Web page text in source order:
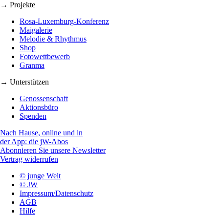
→ Projekte
Rosa-Luxemburg-Konferenz
Maigalerie
Melodie & Rhythmus
Shop
Fotowettbewerb
Granma
→ Unterstützen
Genossenschaft
Aktionsbüro
Spenden
Nach Hause, online und in
der App: die jW-Abos
Abonnieren Sie unsere Newsletter
Vertrag widerrufen
© junge Welt
© JW
Impressum/Datenschutz
AGB
Hilfe